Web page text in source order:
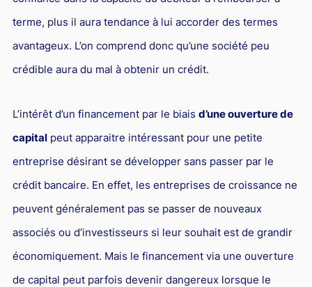
terme, plus il aura tendance à lui accorder des termes
avantageux. L’on comprend donc qu’une société peu
crédible aura du mal à obtenir un crédit.
L’intérêt d’un financement par le biais d’une ouverture de
capitalpeut apparaitre intéressant pour une petite
entreprise désirant se développer sans passer par le
crédit bancaire. En effet, les entreprises de croissance ne
peuvent généralement pas se passer de nouveaux
associés ou d’investisseurs si leur souhait est de grandir
économiquement. Mais le financement via une ouverture
de capital peut parfois devenir dangereux lorsque le